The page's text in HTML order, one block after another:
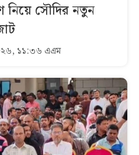
নিয়ে সৌদির নতুন
১১:৩৬ এএম